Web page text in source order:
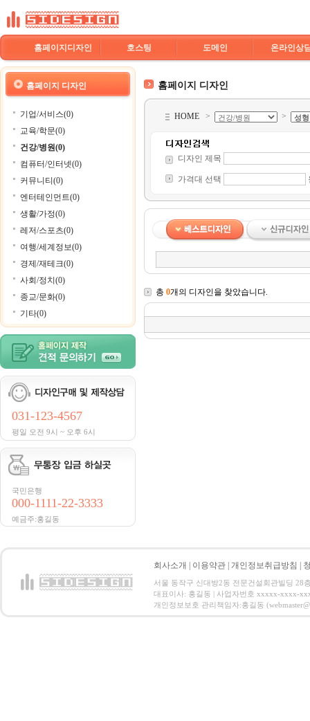
홈페이지디자인 호스팅 도메인 온라인상
홈페이지 디자인
기업/서비스(0)
교육/학문(0)
건강/병원(0)
컴퓨터/인터넷(0)
커뮤니티(0)
엔터테인먼트(0)
생활/가정(0)
레저/스포츠(0)
여행/세계정보(0)
경제/재테크(0)
사회/정치(0)
종교/문화(0)
기타(0)
031-123-4567
평일 오전 9시 ~ 오후 6시
국민은행
000-1111-22-3333
예금주:홍길동
홈페이지 디자인
HOME > >
디자인 제목
가격대 선택
총 0개의 디자인을 찾았습니다.
회사소개 이용약관 개인정보취급방침
서울 동작구 신대방2동 전문건설회관빌딩 28
대표이사: 홍길동 | 사업자번호 xxxxx-xxxx-
개인정보보호 관리책임자:홍길동